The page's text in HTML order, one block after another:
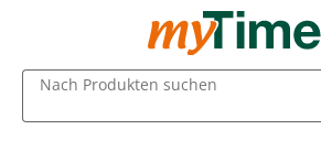
Nach Produkten suchen